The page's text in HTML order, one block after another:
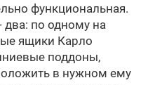
функциональная.
два: по одному на
ящики Карло
поддоны,
в нужном ему